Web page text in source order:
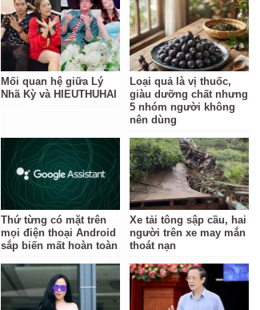
Mối quan hệ giữa Lý
Nhã Kỳ và HIEUTHUHAI
Loại quả là vị thuốc,
giàu dưỡng chất nhưng
5 nhóm người không
nên dùng
Thứ từng có mặt trên
mọi điện thoại Android
sắp biến mất hoàn toàn
Xe tải tông sập cầu, hai
người trên xe may mắn
thoát nạn